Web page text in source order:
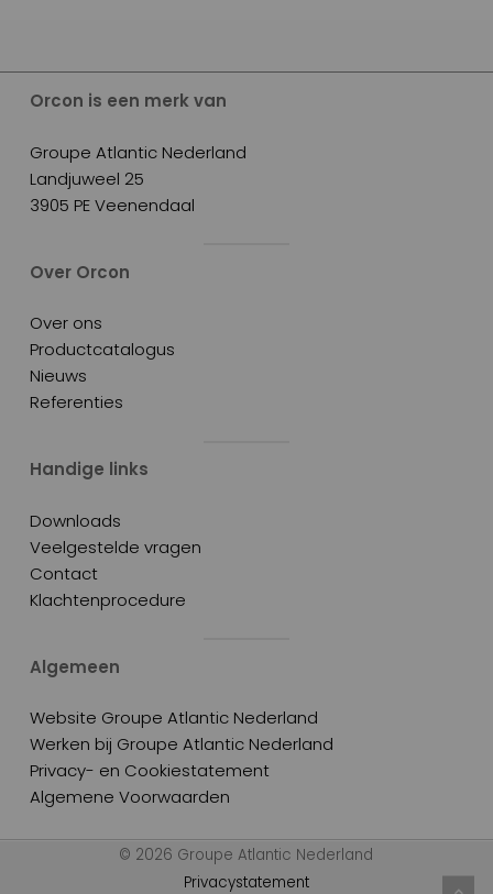
Orcon is een merk van
Groupe Atlantic Nederland
Landjuweel 25
3905 PE Veenendaal
Over Orcon
Over ons
Productcatalogus
Nieuws
Referenties
Handige links
Downloads
Veelgestelde vragen
Contact
Klachtenprocedure
Algemeen
Website Groupe Atlantic Nederland
Werken bij Groupe Atlantic Nederland
Privacy- en Cookiestatement
Algemene Voorwaarden
© 2026 Groupe Atlantic Nederland
Privacystatement